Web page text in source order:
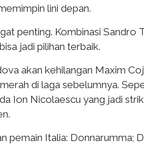
lini depan.
penting. Kombinasi Sandro
jadi pilihan terbaik.
akan kehilangan Maxim
di laga sebelumnya.
Ion Nicolaescu yang jadi
pemain Italia: Donnarumma;